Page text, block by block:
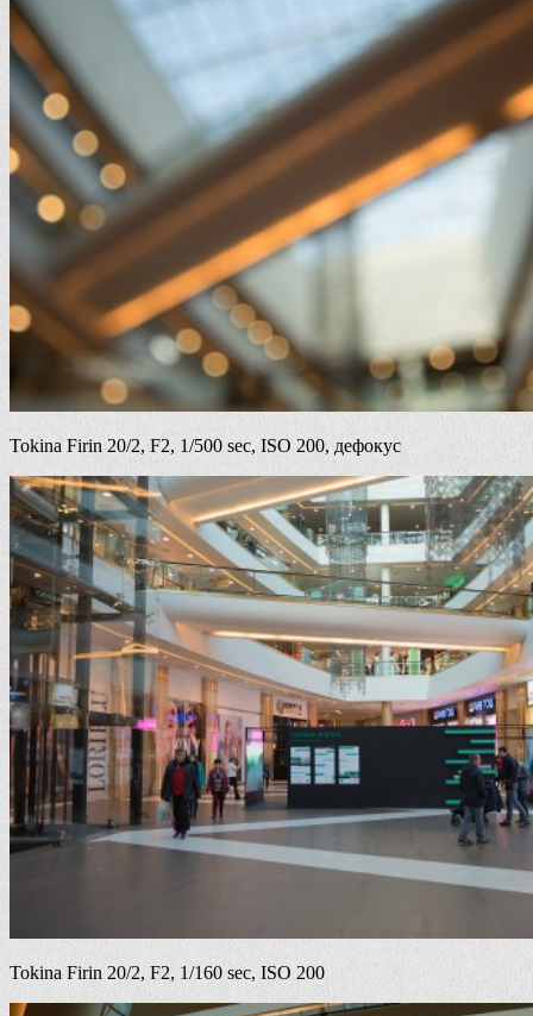
Tokina Firin 20/2, F2, 1/500 sec, ISO 200, дефокус
Tokina Firin 20/2, F2, 1/160 sec, ISO 200